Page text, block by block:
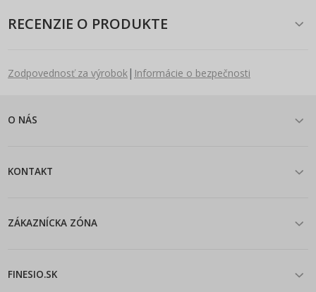
RECENZIE O PRODUKTE
Zodpovednosť za výrobok| Informácie o bezpečnosti
O NÁS
KONTAKT
ZÁKAZNÍCKA ZÓNA
FINESIO.SK